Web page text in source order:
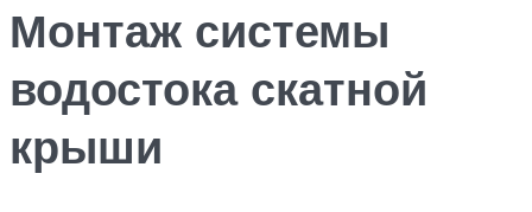
Монтаж системы
водостока скатной
крыши